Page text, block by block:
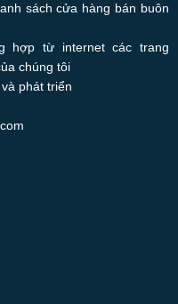
sách cửa hàng bán buôn
hợp từ internet các trang
chúng tôi
phát triển